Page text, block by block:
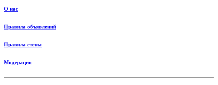
О нас
Правила объявлений
Правила стены
Модерация